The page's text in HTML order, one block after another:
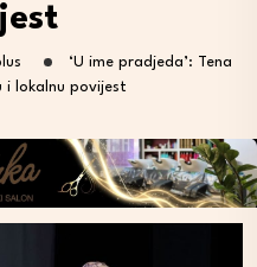
‘U ime pradjeda’: Tena
i lokalnu povijest